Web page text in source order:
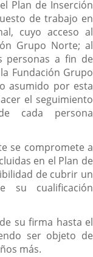
Plan de Inserción
de trabajo en
cuyo acceso al
Grupo Norte; al
personas a fin de
Fundación Grupo
asumido por esta
el seguimiento
cada persona
se compromete a
en el Plan de
de cubrir un
su cualificación
su firma hasta el
ser objeto de
más.